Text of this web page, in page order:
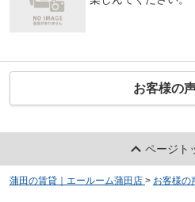
お客様の
ページト
蒲田の賃貸｜エールーム蒲田店 > お客様の